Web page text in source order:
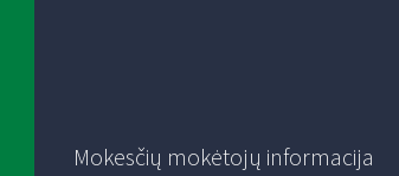
Mokesčių mokėtojų informacija